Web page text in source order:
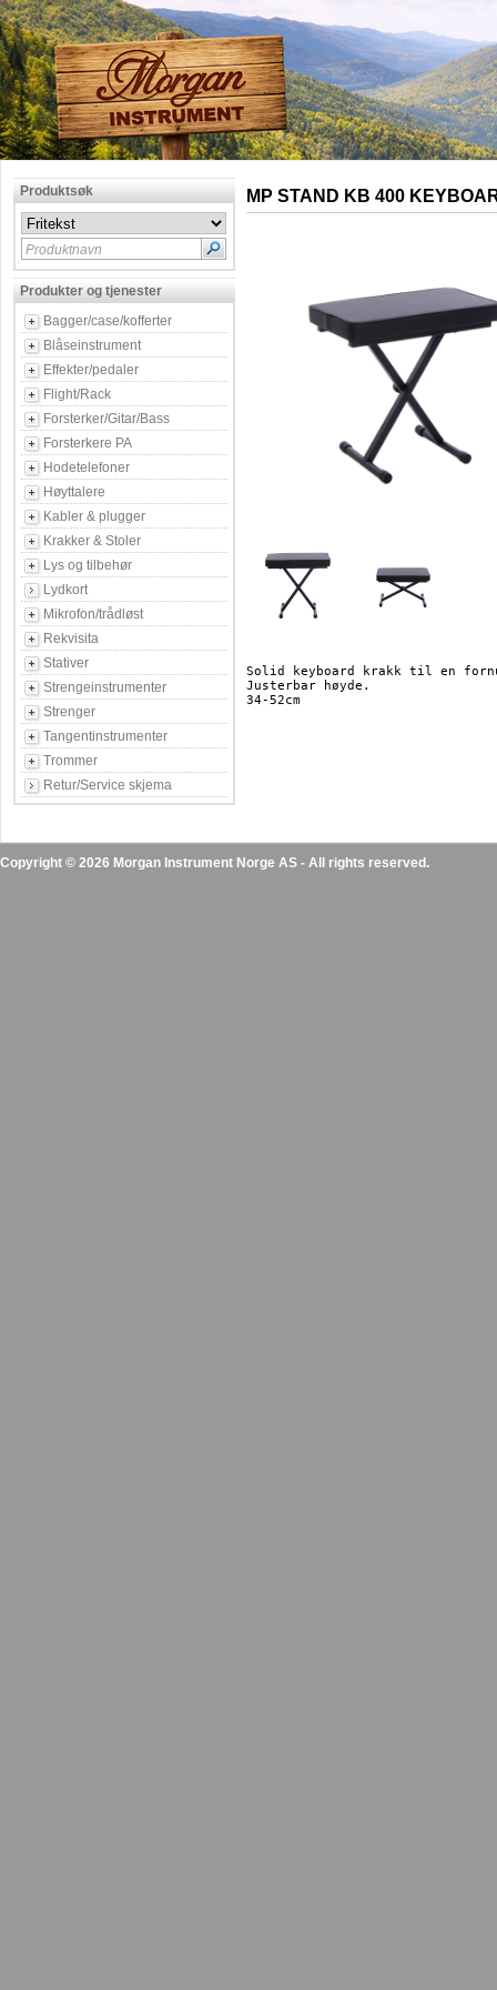
Produktsøk
Produktnavn
Produkter og tjenester
Bagger/case/kofferter
Blåseinstrument
Effekter/pedaler
Flight/Rack
Forsterker/Gitar/Bass
Forsterkere PA
Hodetelefoner
Høyttalere
Kabler & plugger
Krakker & Stoler
Lys og tilbehør
Lydkort
Mikrofon/trådløst
Rekvisita
Stativer
Strengeinstrumenter
Strenger
Tangentinstrumenter
Trommer
Retur/Service skjema
MP STAND KB 400
Solid keyboard krakk til en
Justerbar høyde.
Copyright © 2026 Morgan Instrument Norge AS - All rights reserved.